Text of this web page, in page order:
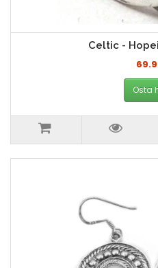
Celtic -
Osta